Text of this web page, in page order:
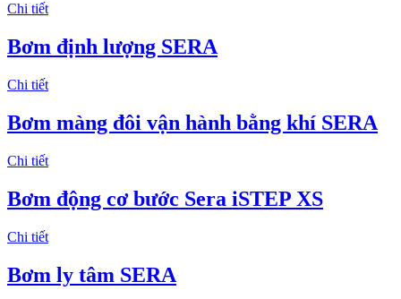
Chi tiết
Bơm định lượng SERA
Chi tiết
Bơm màng đôi vận hành bằng khí SERA
Chi tiết
Bơm động cơ bước Sera iSTEP XS
Chi tiết
Bơm ly tâm SERA